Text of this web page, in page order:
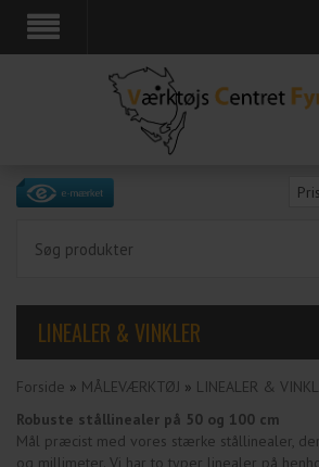
LINEALER & VINKLER
Forside » MÅLEVÆRKTØJ » LINEALER &
Robuste stållinealer på 50 og 100 cm
Mål præcist med vores stærke stållinealer,
og millimeter. Vi har to typer linealer på